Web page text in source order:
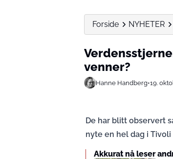
Forside NYHETER
venner?
Hanne Handberg•19.
De har blitt observert
nyte en hel dag i
Akkurat nå leser